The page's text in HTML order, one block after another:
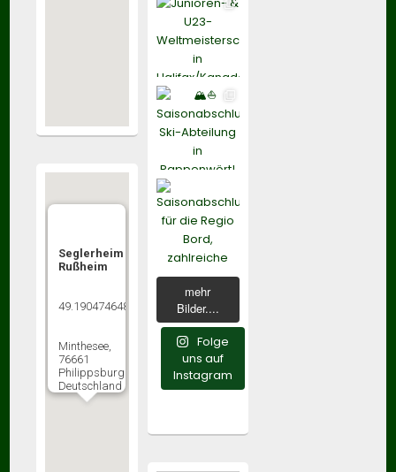
Seglerheim
Rußheim
49.190474648805356,8.4081648675633
Minthesee,
76661
Philippsburg
Deutschland
mehr
Bilder....
Folge
uns auf
Instagram